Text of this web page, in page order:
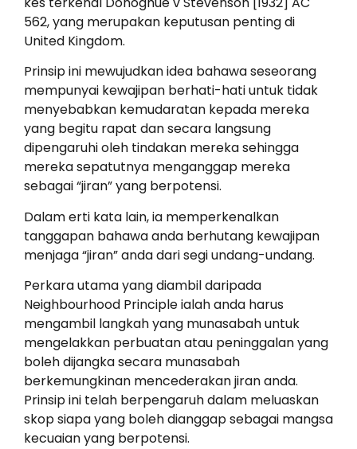
562, yang merupakan keputusan penting di
United Kingdom.
Prinsip ini mewujudkan idea bahawa seseorang
mempunyai kewajipan berhati-hati untuk tidak
menyebabkan kemudaratan kepada mereka
yang begitu rapat dan secara langsung
dipengaruhi oleh tindakan mereka sehingga
mereka sepatutnya menganggap mereka
sebagai “jiran” yang berpotensi.
Dalam erti kata lain, ia memperkenalkan
tanggapan bahawa anda berhutang kewajipan
menjaga “jiran” anda dari segi undang-undang.
Perkara utama yang diambil daripada
Neighbourhood Principle ialah anda harus
mengambil langkah yang munasabah untuk
mengelakkan perbuatan atau peninggalan yang
boleh dijangka secara munasabah
berkemungkinan mencederakan jiran anda.
Prinsip ini telah berpengaruh dalam meluaskan
skop siapa yang boleh dianggap sebagai mangsa
kecuaian yang berpotensi.